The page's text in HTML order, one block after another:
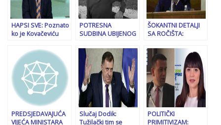
HAPSI SVE: Poznato
ko je Kovačeviću
POTRESNA
SUDBINA UBIJENOG
SULJAGIĆA: Roditelji
su mu poginuli u
masakru na
Markalama, ulica je
godinama bila
njegov jedini
“dom”…
ŠOKANTNI DETALJI
SA ROČIŠTA:
slao svjedoka u
Srbiju da promijeni
iskaz?
PREDSJEDAVAJUĆA
VIJEĆA MINISTARA
Slučaj Dodik:
Tužilački tim se
POLITIČKI
PRIMITIVIZAM: